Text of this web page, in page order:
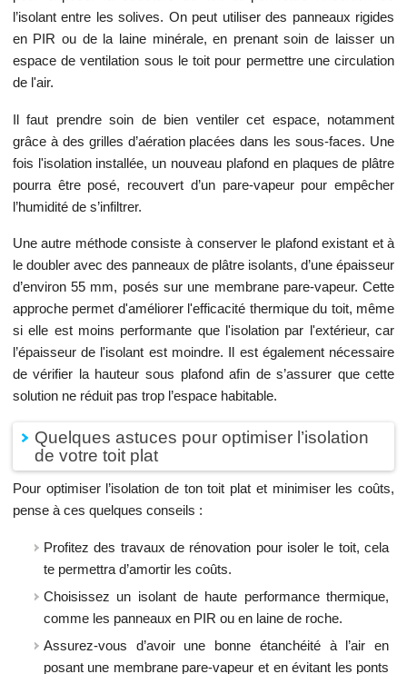
l’isolant entre les solives. On peut utiliser des panneaux rigides
en PIR ou de la laine minérale, en prenant soin de laisser un
espace de ventilation sous le toit pour permettre une circulation
de l'air.
Il faut prendre soin de bien ventiler cet espace, notamment
grâce à des grilles d’aération placées dans les sous-faces. Une
fois l'isolation installée, un nouveau plafond en plaques de plâtre
pourra être posé, recouvert d’un pare-vapeur pour empêcher
l’humidité de s’infiltrer.
Une autre méthode consiste à conserver le plafond existant et à
le doubler avec des panneaux de plâtre isolants, d’une épaisseur
d’environ 55 mm, posés sur une membrane pare-vapeur. Cette
approche permet d'améliorer l'efficacité thermique du toit, même
si elle est moins performante que l'isolation par l'extérieur, car
l’épaisseur de l'isolant est moindre. Il est également nécessaire
de vérifier la hauteur sous plafond afin de s’assurer que cette
solution ne réduit pas trop l’espace habitable.
Quelques astuces pour optimiser l’isolation
de votre toit plat
Pour optimiser l’isolation de ton toit plat et minimiser les coûts,
pense à ces quelques conseils :
Profitez des travaux de rénovation pour isoler le toit, cela
te permettra d’amortir les coûts.
Choisissez un isolant de haute performance thermique,
comme les panneaux en PIR ou en laine de roche.
Assurez-vous d’avoir une bonne étanchéité à l’air en
posant une membrane pare-vapeur et en évitant les ponts